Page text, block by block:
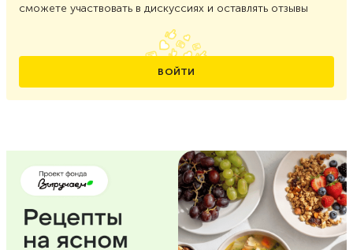
сможете участвовать в дискуссиях и оставлять отзывы
ВОЙТИ